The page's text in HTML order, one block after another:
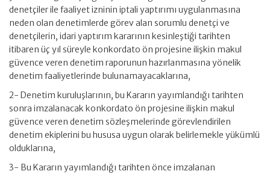
denetçiler ile faaliyet izninin iptali yaptırımı uygulanmasına
neden olan denetimlerde görev alan sorumlu denetçi ve
denetçilerin, idari yaptırım kararının kesinleştiği tarihten
itibaren üç yıl süreyle konkordato ön projesine ilişkin makul
güvence veren denetim raporunun hazırlanmasına yönelik
denetim faaliyetlerinde bulunamayacaklarına,
2- Denetim kuruluşlarının, bu Kararın yayımlandığı tarihten
sonra imzalanacak konkordato ön projesine ilişkin makul
güvence veren denetim sözleşmelerinde görevlendirilen
denetim ekiplerini bu hususa uygun olarak belirlemekle yükümlü
olduklarına,
3- Bu Kararın yayımlandığı tarihten önce imzalanan